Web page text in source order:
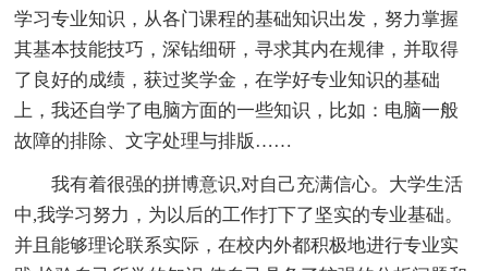
学习专业知识，从各门课程的基础知识出发，努力掌握
其基本技能技巧，深钻细研，寻求其内在规律，并取得
了良好的成绩，获过奖学金，在学好专业知识的基础
上，我还自学了电脑方面的一些知识，比如：电脑一般
故障的排除、文字处理与排版……
我有着很强的拼博意识,对自己充满信心。大学生活
中,我学习努力，为以后的工作打下了坚实的专业基础。
并且能够理论联系实际，在校内外都积极地进行专业实